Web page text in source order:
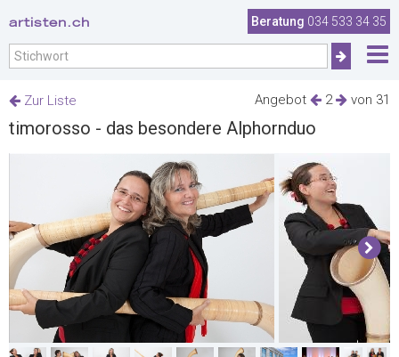
artisten.ch Beratung 034 533 34 35
Angebot 2 von 31
Zur Liste
timorosso - das besondere Alphornduo